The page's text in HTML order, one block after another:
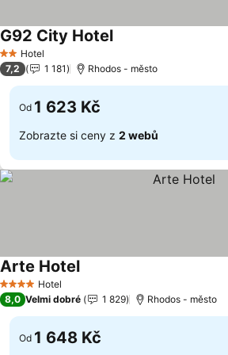
2 Počet hvězdiček
Hotel
G92 City HotelUkázat ceny
7,2 1 181 Rhodos - město
Od 1 623 Kč
Zobrazte si ceny z 2 webů
4 Počet hvězdiček
Hotel
Arte HotelUkázat ceny
8,0 Velmi dobré 1 829 Rhodos - město
Od 1 648 Kč